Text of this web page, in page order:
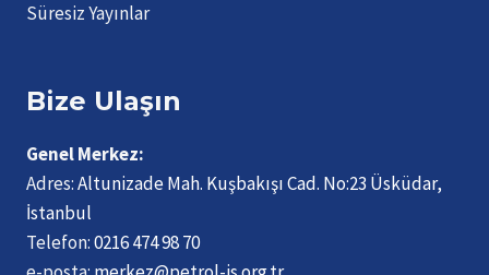
Süresiz Yayınlar
Bize Ulaşın
Genel Merkez:
Adres:Altunizade Mah. Kuşbakışı Cad. No:23 Üsküdar,
İstanbul
Telefon:0216 474 98 70